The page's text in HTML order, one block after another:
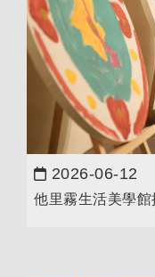
日期：
2026-06-12
他里霧生活美學